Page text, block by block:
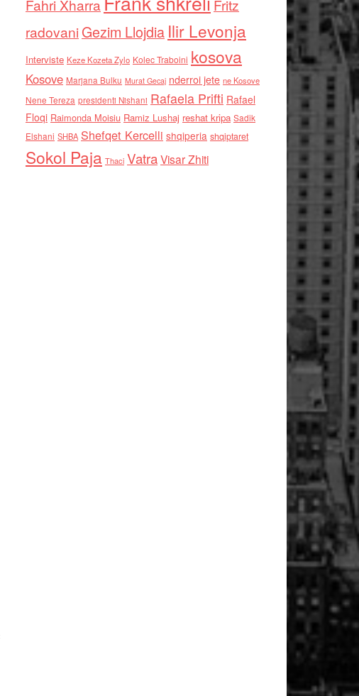
Fahri Xharra
Fritz
radovaniGezim Llojdia Ilir Levonja
Interviste Keze Kozeta Zylo Kolec Traboini kosova
Kosove Marjana Bulku Murat Gecaj nderroi jete ne Kosove
Nene Tereza presidenti Nishani Rafaela Prifti Rafael
Floqi Raimonda Moisiu Ramiz Lushaj reshat kripa Sadik
Elshani SHBA Shefqet Kercelli shqiperia shqiptaret
Sokol Paja Thaci VatraVisar Zhiti